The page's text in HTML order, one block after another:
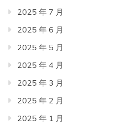
2025 年 7 月
2025 年 6 月
2025 年 5 月
2025 年 4 月
2025 年 3 月
2025 年 2 月
2025 年 1 月